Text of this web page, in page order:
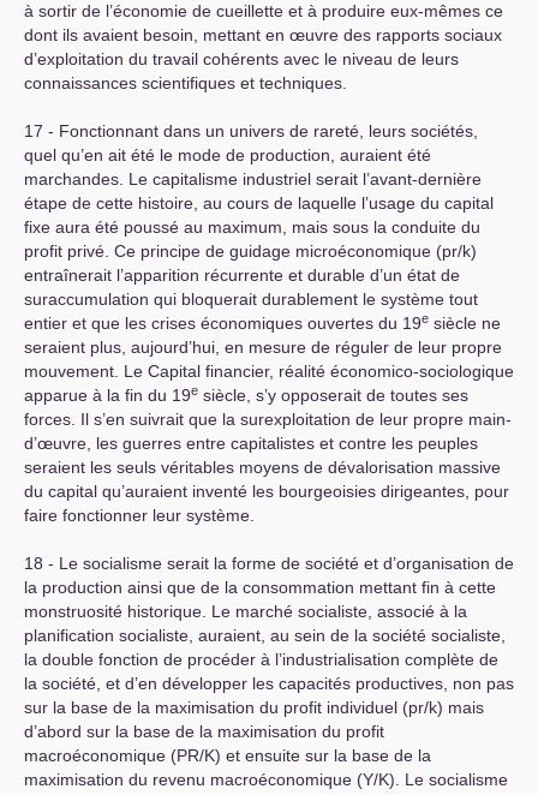
à sortir de l’économie de cueillette et à produire eux-mêmes ce
dont ils avaient besoin, mettant en œuvre des rapports sociaux
d’exploitation du travail cohérents avec le niveau de leurs
connaissances scientifiques et techniques.
17 - Fonctionnant dans un univers de rareté, leurs sociétés,
quel qu’en ait été le mode de production, auraient été
marchandes. Le capitalisme industriel serait l’avant-dernière
étape de cette histoire, au cours de laquelle l’usage du capital
fixe aura été poussé au maximum, mais sous la conduite du
profit privé. Ce principe de guidage microéconomique (pr/k)
entraînerait l’apparition récurrente et durable d’un état de
suraccumulation qui bloquerait durablement le système tout
entier et que les crises économiques ouvertes du 19e siècle ne
seraient plus, aujourd’hui, en mesure de réguler de leur propre
mouvement. Le Capital financier, réalité économico-sociologique
apparue à la fin du 19e siècle, s’y opposerait de toutes ses
forces. Il s’en suivrait que la surexploitation de leur propre main-
d’œuvre, les guerres entre capitalistes et contre les peuples
seraient les seuls véritables moyens de dévalorisation massive
du capital qu’auraient inventé les bourgeoisies dirigeantes, pour
faire fonctionner leur système.
18 - Le socialisme serait la forme de société et d’organisation de
la production ainsi que de la consommation mettant fin à cette
monstruosité historique. Le marché socialiste, associé à la
planification socialiste, auraient, au sein de la société socialiste,
la double fonction de procéder à l’industrialisation complète de
la société, et d’en développer les capacités productives, non pas
sur la base de la maximisation du profit individuel (pr/k) mais
d’abord sur la base de la maximisation du profit
macroéconomique (PR/K) et ensuite sur la base de la
maximisation du revenu macroéconomique (Y/K). Le socialisme